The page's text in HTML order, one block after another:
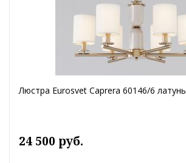
Люстра Eurosvet Caprera 60146/6 латунь
24 500 руб.